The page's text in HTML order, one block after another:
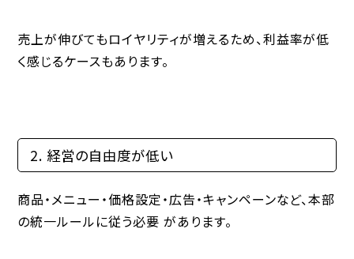
売上が伸びてもロイヤリティが増えるため、利益率が低
く感じるケースもあります。
2. 経営の自由度が低い
商品・メニュー・価格設定・広告・キャンペーンなど、本部
の統一ルールに従う必要 があります。